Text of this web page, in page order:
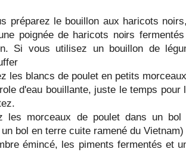
préparez le bouillon aux haricots
poignée de haricots noirs
Si vous utilisez un bouillon de
les blancs de poulet en petits
d'eau bouillante, juste le temps pour
les morceaux de poulet dans un
bol en terre cuite ramené du
émincé, les piments fermentés et